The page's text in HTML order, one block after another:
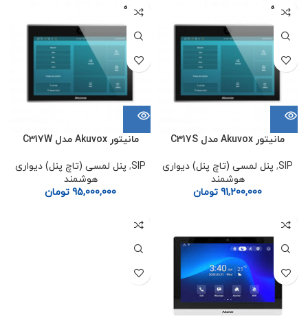
فروخته
شده
مانیتور Akuvox مدل C317S
SIP
, پنل لمسی (تاچ پنل) دیواری
هوشمند
91,200,000 تومان
فروخته
شده
مانیتور Akuvox مدل C317W
SIP
, پنل لمسی (تاچ پنل) دیواری
هوشمند
95,000,000 تومان